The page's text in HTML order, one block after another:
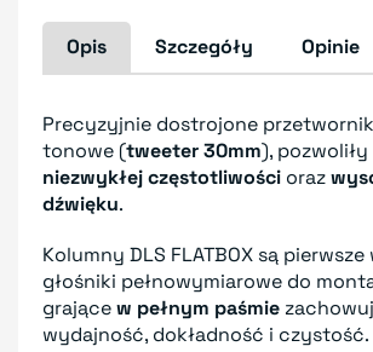
Opis Szczegóły Opinie
Precyzyjnie dostrojone
tonowe (tweeter 30mm),
niezwykłej częstotliwości oraz
dźwięku.
Kolumny DLS FLATBOX są
głośniki pełnowymiarowe do
grającew pełnym paśmie
wydajność, dokładność i czystość.